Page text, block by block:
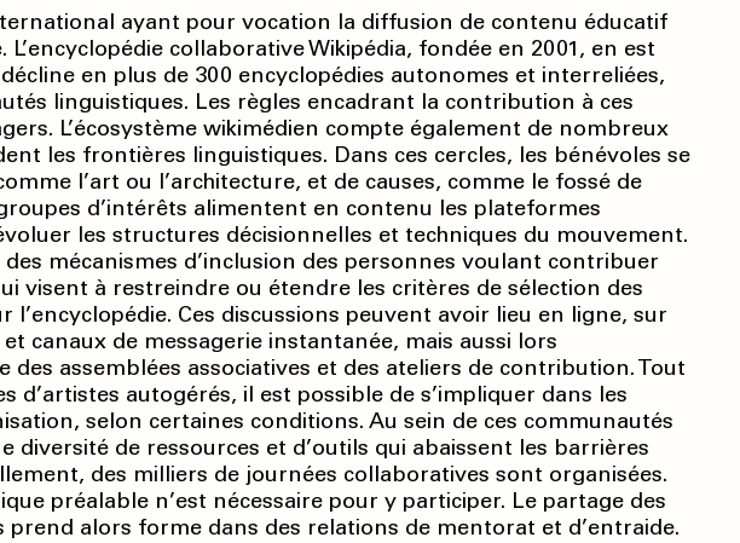
ayant pour vocation la diffusion de contenu éducatif
collaborative Wikipédia, fondée en 2001, en est
en plus de 300 encyclopédies autonomes et interreliées,
linguistiques. Les règles encadrant la contribution à ces
L’écosystème wikimédien compte également de nombreux
les frontières linguistiques. Dans ces cercles, les bénévoles se
l’art ou l’architecture, et de causes, comme le fossé de
d’intérêts alimentent en contenu les plateformes
les structures décisionnelles et techniques du mouvement.
mécanismes d’inclusion des personnes voulant contribuer
visent à restreindre ou étendre les critères de sélection des
l’encyclopédie. Ces discussions peuvent avoir lieu en ligne, sur
canaux de messagerie instantanée, mais aussi lors
des assemblées associatives et des ateliers de contribution. Tout
d’artistes autogérés, il est possible de s’impliquer dans les
selon certaines conditions. Au sein de ces communautés
diversité de ressources et d’outils qui abaissent les barrières
des milliers de journées collaboratives sont organisées.
préalable n’est nécessaire pour y participer. Le partage des
prend alors forme dans des relations de mentorat et d’entraide.